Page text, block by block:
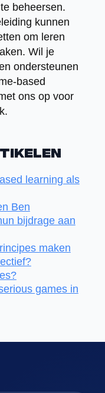
beheersen.
kunnen
om leren
Wil je
ondersteunen
based
ons op voor
learning als
Ben
bijdrage aan
maken
games in